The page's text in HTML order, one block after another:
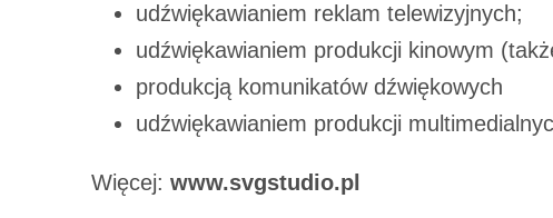
udźwiękawianiem reklam telewizyjnych;
udźwiękawianiem produkcji kinowym
produkcją komunikatów dźwiękowych
udźwiękawianiem produkcji
Więcej: www.svgstudio.pl